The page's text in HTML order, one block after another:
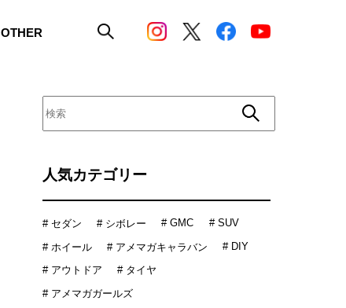
OTHER
人気カテゴリー
# セダン # シボレー # GMC # SUV
# ホイール # アメマガキャラバン # DIY
# アウトドア
# タイヤ
# アメマガガールズ